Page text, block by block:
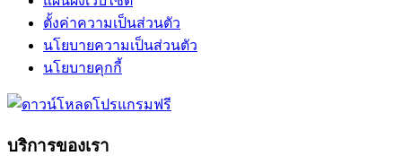
ตั้งค่าความเป็นส่วนตัว
นโยบายความเป็นส่วนตัว
นโยบายคุกกี้
บริการของเรา